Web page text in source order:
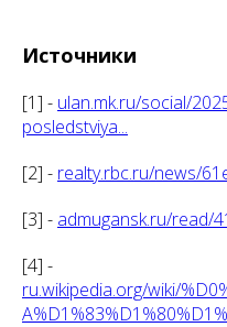
Источники
[1] - ulan.mk.ru/social/
posledstviya...
[2] - realty.rbc.ru/news/
[3] - admugansk.ru/read/
[4] -
ru.wikipedia.org/wiki/